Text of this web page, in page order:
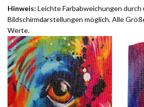
Hinweis: Leichte Farbabweichungen
Bildschirmdarstellungen möglich. Alle
Werte.